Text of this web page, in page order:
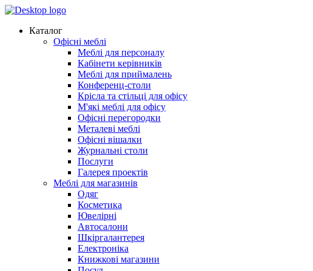
Каталог
Офісні меблі
Меблі для персоналу
Кабінети керівників
Меблі для приймалень
Конференц-столи
Крісла та стільці для офісу
М'які меблі для офісу
Офісні перегородки
Металеві меблі
Офісні вішалки
Журнальні столи
Послуги
Галерея проектів
Меблі для магазинів
Одяг
Косметика
Ювелірні
Автосалони
Шкіргалантерея
Електроніка
Книжкові магазини